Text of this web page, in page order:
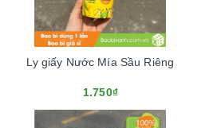
Ly giấy Nước Mía Sầu Riêng
1.750₫